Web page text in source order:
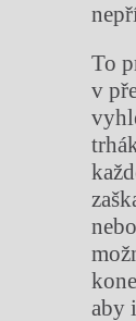
To
v
aby